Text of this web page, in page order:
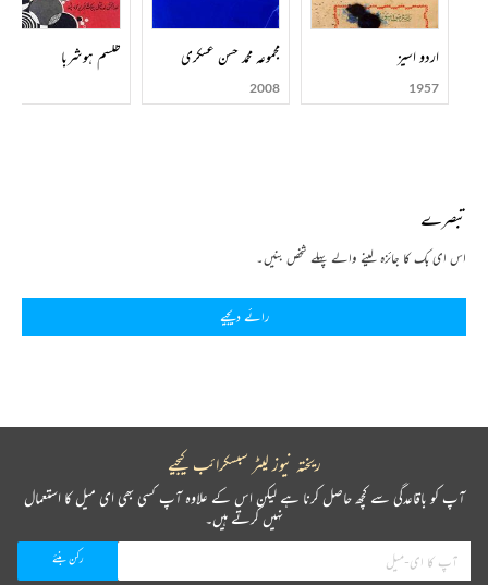
اردو اسیز
1957
مجموعہ محمد حسن عسکری
2008
طلسم ہوشربا
تبصرے
اس ای بک کا جائزہ لینے والے پہلے شخص بنیں۔
رائے دیجیے
ریختہ نیوز لیٹر سبسکرائب کیجیے
آپ کو باقاعدگی سے کچھ حاصل کرنا ہے لیکن اس کے علاوہ آپ کسی بھی ای میل کا استعمال
نہیں کرتے ہیں۔